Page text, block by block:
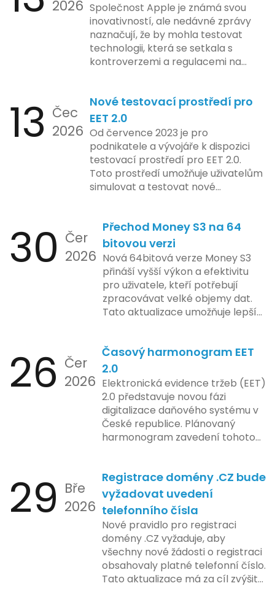
2026 Společnost Apple je známá svou
inovativností, ale nedávné zprávy
naznačují, že by mohla testovat
technologii, která se setkala s
kontroverzemi a regulacemi na
implementace funkce, která by
mohla porušovat určité zákonné
limity na ochranu osobních údajů.
Tato technologie se zaměřuje na
pokročilé sledování uživatelských
aktivit, což vyvolalo obavy ohledně
soukromí a ochrany dat uživatelů.
bezpečnost a ochranu spotřebitelů,
regulační orgány různých zemí jsou
na pozoru a sledují vývoj celého
případu velmi bedlivě. Vedení
společnosti zatím neposkytlo
podrobnější informace o
konkrétních záměrech či časové
ose zavedení této technologie.
13 Čec
2026
Nové testovací prostředí pro
EET 2.0
Od července 2023 je pro
podnikatele a vývojáře k dispozici
testovací prostředí pro EET 2.0.
Toto prostředí umožňuje uživatelům
simulovat a testovat nové
kontrolovaném prostředí. Uživatelé
mají možnost předem se seznámit s
aktualizacemi, a tím lépe připravit
své systémy na oficiální zavedení
nového systému.
30 Čer
2026
Přechod Money S3 na 64
bitovou verzi
Nová 64bitová verze Money S3
přináší vyšší výkon a efektivitu
pro uživatele, kteří potřebují
zpracovávat velké objemy dat.
Tato aktualizace umožňuje lepší
podniky s náročnými účetními
procesy.
26 Čer
2026
Časový harmonogram EET
2.0
Elektronická evidence tržeb (EET)
2.0 představuje novou fázi
digitalizace daňového systému v
České republice. Plánovaný
harmonogram zavedení tohoto
zahrnuje přípravu technické
platformy a legislativních změn,
které by měly být předloženy do
konce tohoto roku. Očekává se,
že tato fáze umožní adaptaci
systémů a rozšíření podpory pro
podnikatele, přičemž všechny
potřebné technologie by měly
být dostupné k testování v rámci
29 Bře
2026
Registrace domény .CZ bude
vyžadovat uvedení
telefonního čísla
Nové pravidlo pro registraci
domény .CZ vyžaduje, aby
všechny nové žádosti o registraci
obsahovaly platné telefonní číslo.
Tato aktualizace má za cíl zvýšit